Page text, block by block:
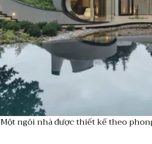
Một ngôi nhà được thiết kế theo